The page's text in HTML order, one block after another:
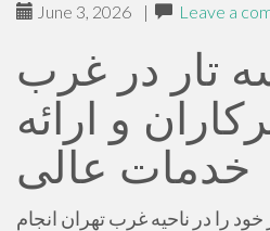
June 3, 2026 | Leave a
تار در غرب
و ارائه
خدمات عالی
خود را در ناحیه غرب تهران انجام